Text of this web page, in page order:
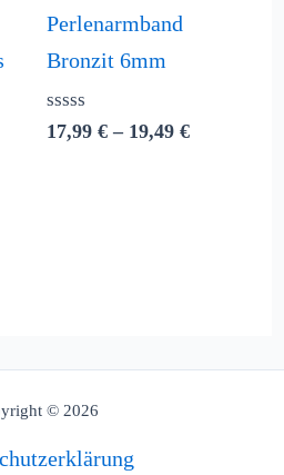
Perlenarmband
Bronzit 6mm
Bewertet
mit
17,99 € – 19,49 €
© 2026